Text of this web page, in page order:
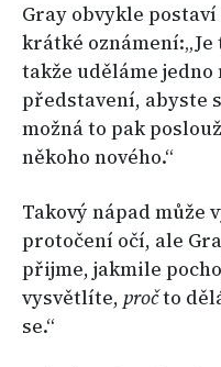
Gray obvykle
krátké
takže uděláme
představení, abyste
možná to pak
někoho nového.“
Takový nápad může
protočení očí, ale
přijme, jakmile
vysvětlíte, pročto
se.“